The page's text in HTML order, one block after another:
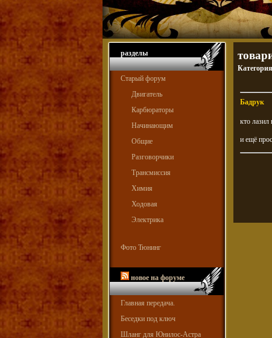
разделы
Старый форум
Двигатель
Карбюраторы
Начинающим
Общие
Разговорчики
Трансмиссия
Химия
Ходовая
Электрика
Фото Тюнинг
новое на форуме
Главная передача.
Беседки под ключ
Шланг для Юнилос-Астра
Бадрук
кто лазил
и ещё